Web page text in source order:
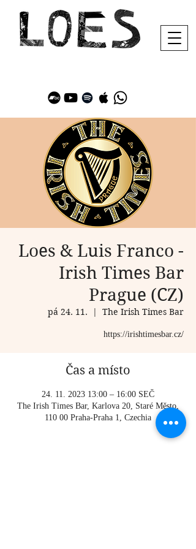
Loes & Luis Franco -
Irish Times Bar
Prague (CZ)
pá 24. 11.
  |
The Irish Times Bar
https://irishtimesbar.cz/
Čas a místo
24. 11. 2023 13:00 – 16:00 SEČ
The Irish Times Bar, Karlova 20, Staré Město,
110 00 Praha-Praha 1, Czechia